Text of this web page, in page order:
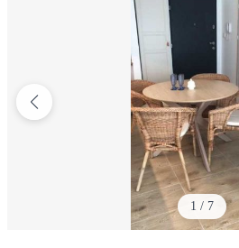
1 / 7